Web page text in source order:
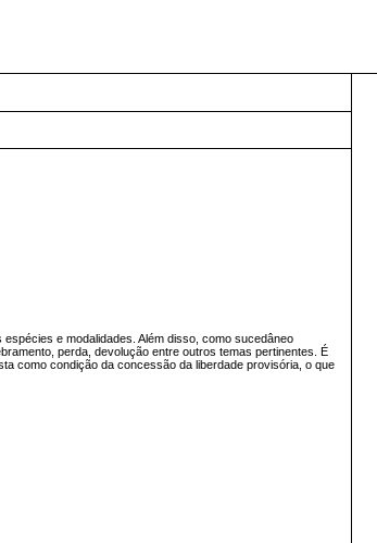
e modalidades. Além disso, como sucedâneo
perda, devolução entre outros temas pertinentes. É
como condição da concessão da liberdade provisória, o que